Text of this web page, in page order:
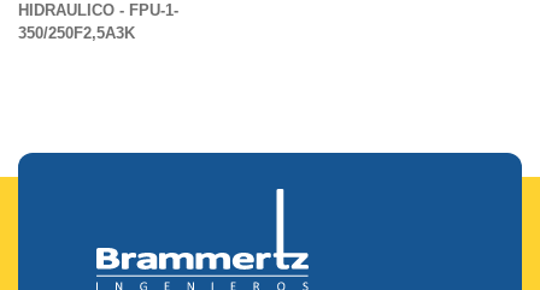
HIDRAULICO - FPU-1-
350/250F2,5A3K